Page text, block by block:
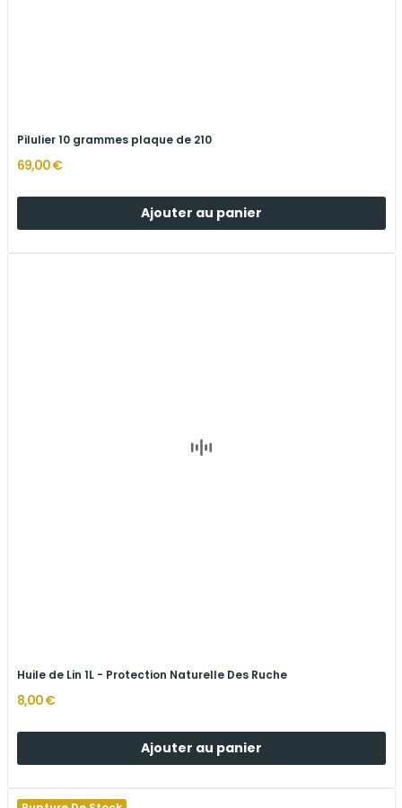
Pilulier 10 grammes plaque de 210
69,00 €
Ajouter au panier
Huile de Lin 1L - Protection Naturelle Des Ruche
8,00 €
Ajouter au panier